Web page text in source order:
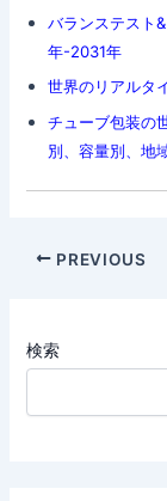
バランステスト
年-2031年
世界のリアルタ
チューブ包装の
別、容量別、地
Post
PREVIOUS
検索